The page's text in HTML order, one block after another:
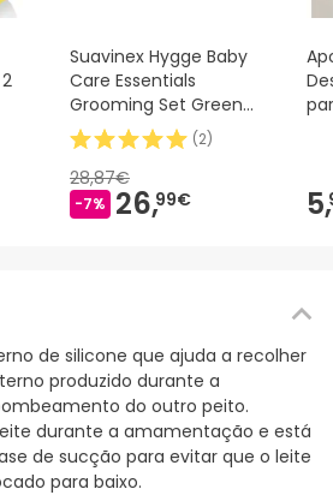
Suavinex Hygge Baby
Care Essentials
Grooming Set Green
1pc
(2)
28,87€
-7% 26,99€ 5,
de silicone que ajuda a recolher
produzido durante a
do outro peito.
durante a amamentação e está
de sucção para evitar que o leite
para baixo.